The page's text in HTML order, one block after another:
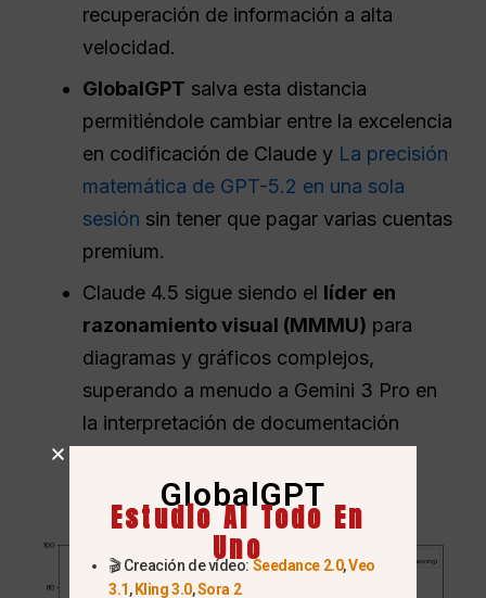
recuperación de información a alta
velocidad.
GlobalGPT salva esta distancia
permitiéndole cambiar entre la excelencia
en codificación de Claude y La precisión
matemática de GPT-5.2 en una sola
sesión sin tener que pagar varias cuentas
premium.
Claude 4.5 sigue siendo el líder en
razonamiento visual (MMMU) para
diagramas y gráficos complejos,
superando a menudo a Gemini 3 Pro en
la interpretación de documentación
GlobalGPT
Estudio AI Todo En
Uno
🎬 Creación de vídeo: Seedance 2.0,Veo
3.1, Kling 3.0,Sora 2